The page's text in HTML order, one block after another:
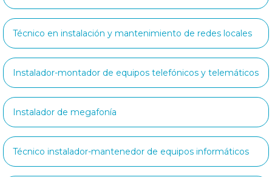
Técnico en instalación y mantenimiento de redes locales
Instalador-montador de equipos telefónicos y telemáticos
Instalador de megafonía
Técnico instalador-mantenedor de equipos informáticos